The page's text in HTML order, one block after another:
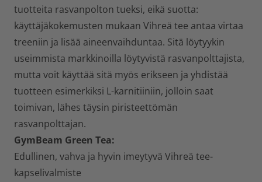
tuotteita rasvanpolton tueksi, eikä suotta:
käyttäjäkokemusten mukaan Vihreä tee antaa virtaa
treeniin ja lisää aineenvaihduntaa. Sitä löytyykin
useimmista markkinoilla löytyvistä rasvanpolttajista,
mutta voit käyttää sitä myös erikseen ja yhdistää
tuotteen esimerkiksi L-karnitiiniin, jolloin saat
toimivan, lähes täysin piristeettömän
rasvanpolttajan.
GymBeam Green Tea:
Edullinen, vahva ja hyvin imeytyvä Vihreä tee-
kapselivalmiste